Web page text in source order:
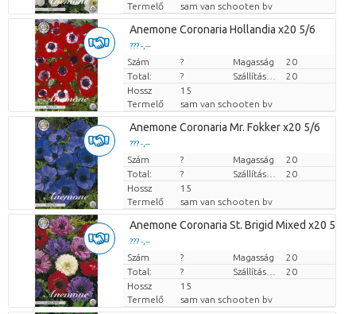
Termelő
sam van schooten bv
Anemone Coronaria Hollandia x20 5/6
??? -,--
Darabb ár
Szám ? Magasság
20
Total:
?
20
Hossz
15
Termelő
sam van schooten bv
Anemone Coronaria Mr. Fokker x20 5/6
??? -,--
Darabb ár
Szám ? Magasság
20
Total:
?
20
Hossz
15
Termelő
sam van schooten bv
Anemone Coronaria St. Brigid Mixed x20 5/6
??? -,--
Darabb ár
Szám ? Magasság
20
Total:
?
20
Hossz
15
Termelő
sam van schooten bv